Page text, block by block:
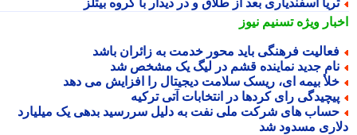
اسفندیاری بعد از طلاق و در دیدار با گروه بیتلز
ویژهتسنیم نیوز
فرهنگی باید محور خدمت به زائران باشد
جدید نماینده قشم در لیگ یک مشخص شد
بیمه ای، ریسک سلامت دیجیتال را افزایش می دهد
رای کردها در انتخابات آتی ترکیه
های شرکت ملی نفت به دلیل سررسید بدهی یک میلیارد
مسدود شد